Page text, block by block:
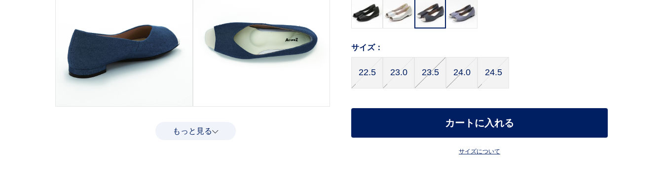
もっと見る
サイズ：
22.5 23.0 23.5 24.0 24.5
カートに入れる
サイズについて